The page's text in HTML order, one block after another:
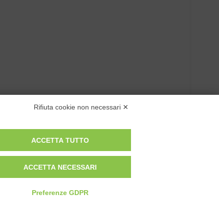
Rifiuta cookie non necessari ✕
ACCETTA TUTTO
ACCETTA NECESSARI
Preferenze GDPR